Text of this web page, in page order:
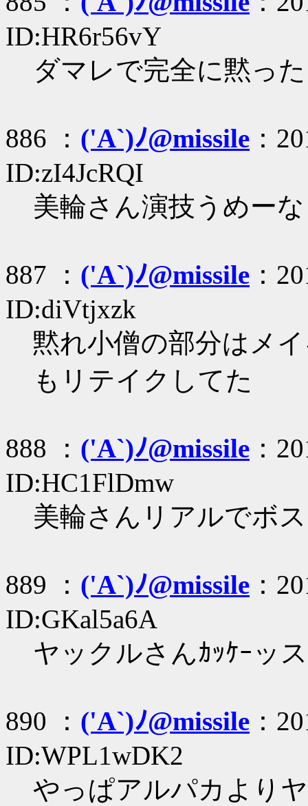
ID:HR6r56vY
ダマレで完全に黙った
886 ： ('A`)ﾉ@missile ：
ID:zI4JcRQI
美輪さん演技うめーな
887 ： ('A`)ﾉ@missile ：
ID:diVtjxzk
黙れ小僧の部分はメ
もリテイクしてた
888 ： ('A`)ﾉ@missile ：
ID:HC1FlDmw
美輪さんリアルでボ
889 ： ('A`)ﾉ@missile ：
ID:GKal5a6A
ヤックルさんｶｯｹｰッス
890 ： ('A`)ﾉ@missile ：
ID:WPL1wDK2
やっぱアルパカより